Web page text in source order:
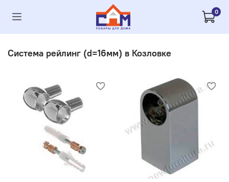
0
Система рейлинг (d=16мм) в Козловке